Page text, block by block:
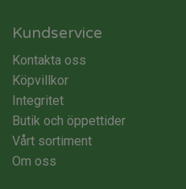
Kundservice
Kontakta oss
Köpvillkor
Integritet
Butik och öppettider
Vårt sortiment
Om oss